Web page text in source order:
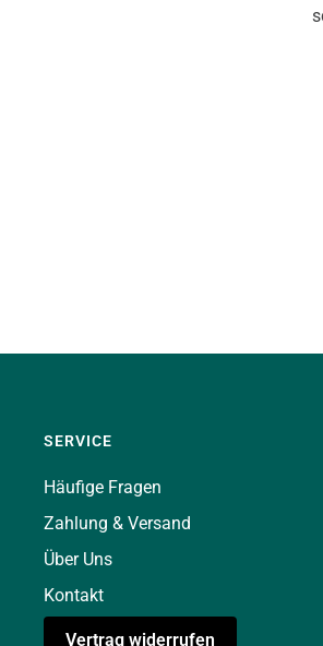
SERVICE
Häufige Fragen
Zahlung & Versand
Über Uns
Kontakt
Vertrag widerrufen